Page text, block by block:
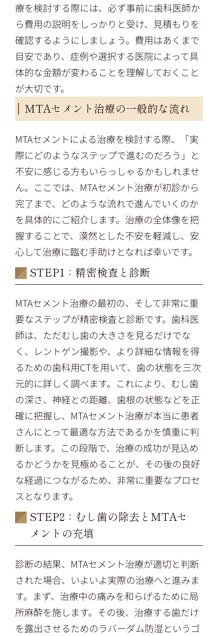
療を検討する際には、必ず事前に歯科医師か
ら費用の説明をしっかりと受け、見積もりを
確認するようにしましょう。費用はあくまで
目安であり、症例や選択する医院によって具
体的な金額が変わることを理解しておくこと
が大切です。
MTAセメント治療の一般的な流れ
MTAセメントによる治療を検討する際、「実
際にどのようなステップで進むのだろう」と
不安に感じる方もいらっしゃるかもしれませ
ん。ここでは、MTAセメント治療が初診から
完了まで、どのような流れで進んでいくのか
を具体的にご紹介します。治療の全体像を把
握することで、漠然とした不安を軽減し、安
心して治療に臨む手助けとなれば幸いです。
STEP1：精密検査と診断
MTAセメント治療の最初の、そして非常に重
要なステップが精密検査と診断です。歯科医
師は、ただむし歯の大きさを見るだけでな
く、レントゲン撮影や、より詳細な情報を得
るための歯科用CTを用いて、歯の状態を三次
元的に詳しく調べます。これにより、むし歯
の深さ、神経との距離、歯根の状態などを正
確に把握し、MTAセメント治療が本当に患者
さんにとって最適な方法であるかを慎重に判
断します。この段階で、治療の成功が見込め
るかどうかを見極めることが、その後の良好
な経過につながるため、非常に重要なプロセ
スとなります。
STEP2：むし歯の除去とMTAセ
メントの充填
診断の結果、MTAセメント治療が適切と判断
された場合、いよいよ実際の治療へと進みま
す。まず、治療中の痛みを和らげるために局
所麻酔を施します。その後、治療する歯だけ
を露出させるためのラバーダム防湿というゴ